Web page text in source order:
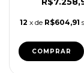
12 x de R$604,91
COMPRAR